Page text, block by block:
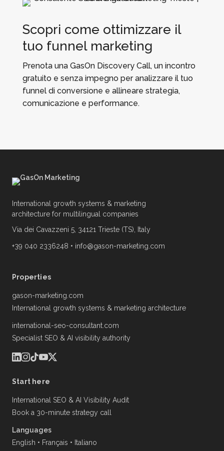
Scopri come ottimizzare il
tuo funnel marketing
Prenota una GasOn Discovery Call, un incontro
gratuito e senza impegno per analizzare il tuo
funnel di conversione e allineare strategia,
comunicazione e performance.
International growth systems & marketing
architecture for multilingual companies
Via dei Cavazzeni 5, 34121 Trieste (TS), Italy
+39 040 2336248 • info@gason-marketing.com
Properties
Start here
gason-marketing.com
International SEO & AI Visibility Audit
International growth systems & marketing architecture
Book a 30-minute strategy call
international-seo-consultant.com
Languages
Specialist SEO & AI visibility authority
English • Français • Italiano